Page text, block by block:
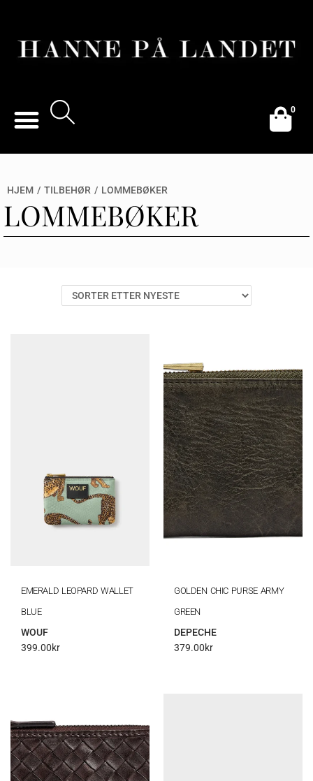
0
HJEM / TILBEHØR / LOMMEBØKER
LOMMEBØKER
EMERALD LEOPARD WALLET
BLUE
WOUF
399.00kr
GOLDEN CHIC PURSE ARMY
GREEN
DEPECHE
379.00kr